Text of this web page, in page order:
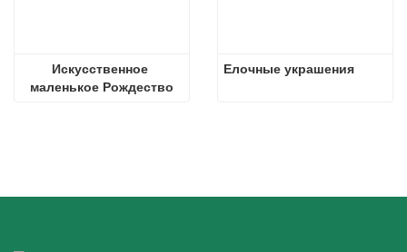
Искусственное
маленькое Рождество
Елочные украшения